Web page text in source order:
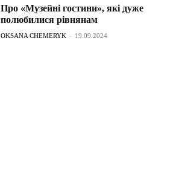
Про «Музейні гостини», які дуже
полюбилися рівнянам
OKSANA CHEMERYK - 19.09.2024